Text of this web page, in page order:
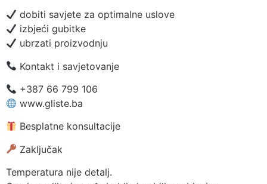
dobiti savjete za optimalne uslove
izbjeći gubitke
ubrzati proizvodnju
Kontakt i savjetovanje
+387 66 799 106
www.gliste.ba
Besplatne konsultacije
Zaključak
Temperatura nije detalj.